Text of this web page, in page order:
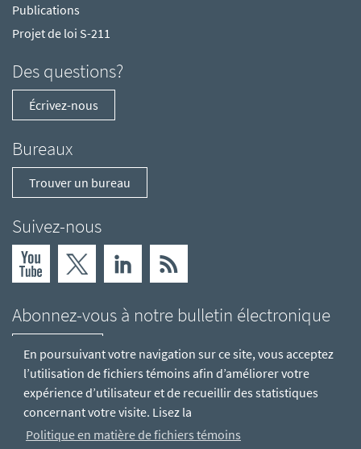
Publications
Projet de loi S-211
Des questions?
Écrivez-nous
Bureaux
Trouver un bureau
Suivez-nous
Abonnez-vous à notre bulletin électronique
S'abonner
En poursuivant votre navigation sur ce site, vous acceptez
l’utilisation de fichiers témoins afin d’améliorer votre
expérience d’utilisateur et de recueillir des statistiques
concernant votre visite. Lisez la
Politique en matière de fichiers témoins